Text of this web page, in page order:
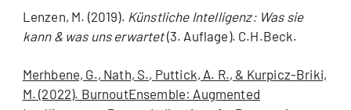
Lenzen, M. (2019). Künstliche Intelligenz: Was sie
kann & was uns erwartet(3. Auflage). C.H.Beck.
Merhbene, G., Nath, S., Puttick, A. R., & Kurpicz-Briki,
M. (2022). BurnoutEnsemble: Augmented